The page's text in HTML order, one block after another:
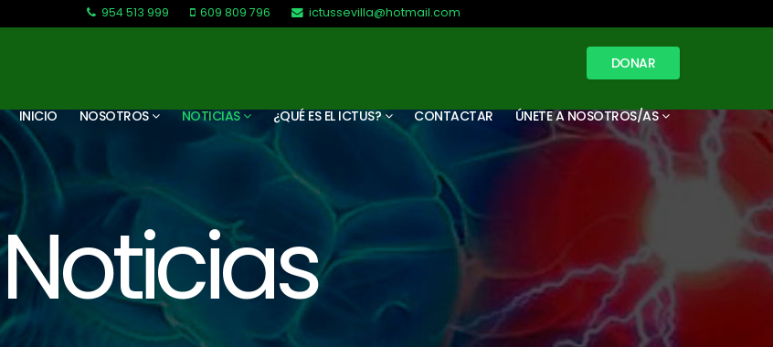
954 513 999 609 809 796
ictussevilla@hotmail.com
DONAR
INICIO NOSOTROS NOTICIAS ¿QUÉ ES EL ICTUS? CONTACTAR ÚNETE A NOSOTROS/AS
Noticias